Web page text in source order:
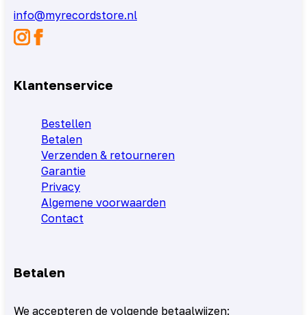
info@myrecordstore.nl
Klantenservice
Bestellen
Betalen
Verzenden & retourneren
Garantie
Privacy
Algemene voorwaarden
Contact
Betalen
We accepteren de volgende betaalwijzen: